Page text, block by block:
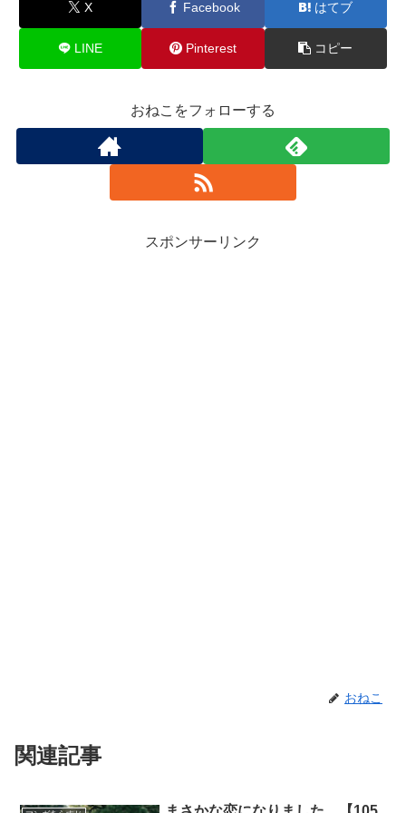
X Facebook はてブ
LINE Pinterest コピー
おねこをフォローする
スポンサーリンク
おねこ
関連記事